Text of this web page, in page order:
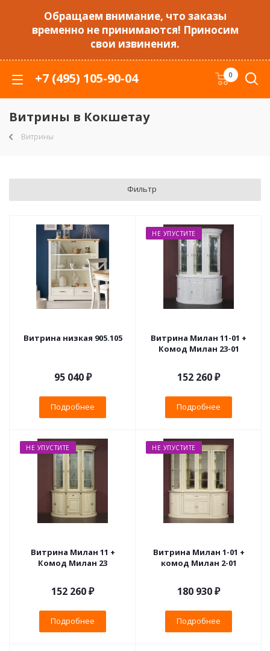
Обращаем внимание, что заказы
временно не принимаются! Приносим
свои извинения.
+7 (495) 105-90-04 0
Витрины в Кокшетау
Витрины
Фильтр
Витрина низкая 905.105
95 040 ₽
Подробнее
НЕ УПУСТИТЕ
Витрина Милан 11-01 +
Комод Милан 23-01
152 260 ₽
Подробнее
НЕ УПУСТИТЕ
Витрина Милан 11 +
Комод Милан 23
152 260 ₽
Подробнее
НЕ УПУСТИТЕ
Витрина Милан 1-01 +
комод Милан 2-01
180 930 ₽
Подробнее